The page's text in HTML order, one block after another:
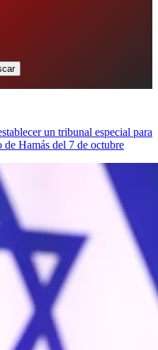
un tribunal especial para
de Hamás del 7 de octubre